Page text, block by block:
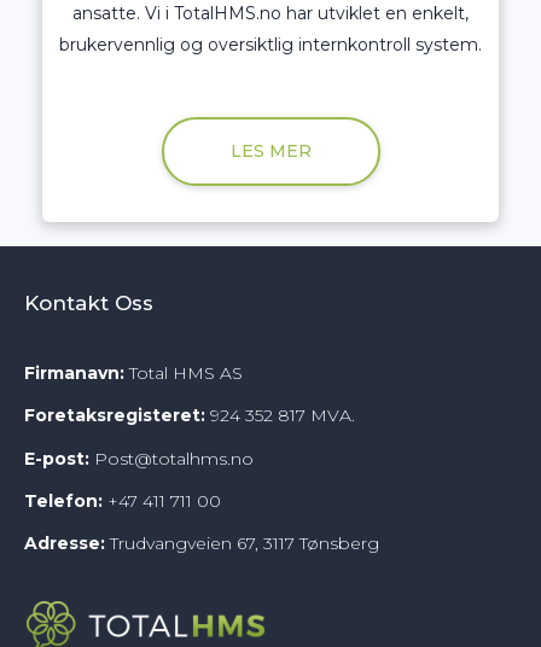
ansatte. Vi i TotalHMS.no har utviklet en enkelt,
brukervennlig og oversiktlig internkontroll system.
LES MER
Kontakt Oss
Firmanavn:Total HMS AS
Foretaksregisteret: 924 352 817 MVA.
E-post: Post@totalhms.no
Telefon: +47 411 711 00
Adresse:Trudvangveien 67, 3117 Tønsberg